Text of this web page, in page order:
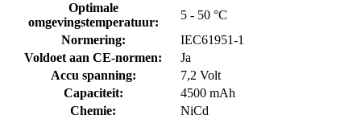
Optimale
omgevingstemperatuur:
5 - 50 °C
Normering:
IEC61951-1
Voldoet aan CE-normen:
Ja
Accu spanning:
7,2 Volt
Capaciteit:
4500 mAh
Chemie:
NiCd